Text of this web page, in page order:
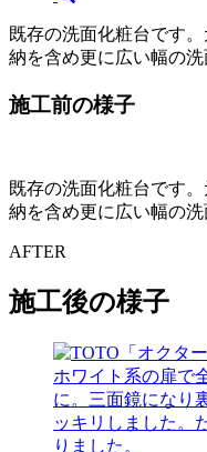
既存の洗面化粧台です
納を含め更に広い幅の洗
施工前の様子
既存の洗面化粧台です
納を含め更に広い幅の洗
AFTER
施工後の様子